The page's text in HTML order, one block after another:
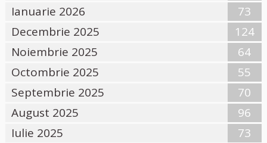
Ianuarie 2026
73
Decembrie 2025
124
Noiembrie 2025
64
Octombrie 2025
55
Septembrie 2025
70
August 2025
96
Iulie 2025
73